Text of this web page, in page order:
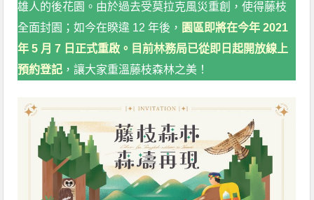
雄人的後花園。由於過去受莫拉克風災重創，使得藤枝
全面封園；如今在睽違 12 年後 ， 園區即將在今年 2021
年 5 月 7 日正式重啟。目前林務局已從即日起開放線上
預約登記 ，讓大家重溫藤枝森林之美！